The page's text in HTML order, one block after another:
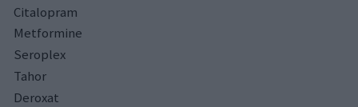
Citalopram
Metformine
Seroplex
Tahor
Deroxat